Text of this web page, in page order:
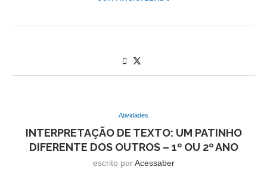
Atividades
INTERPRETAÇÃO DE TEXTO: UM PATINHO
DIFERENTE DOS OUTROS – 1º OU 2º ANO
escrito porAcessaber